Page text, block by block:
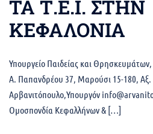
ΤΑ Τ.Ε.Ι. ΣΤΗΝ
ΚΕΦΑΛΟΝΙΑ
Υπουργείο Παιδείας και
Α. Παπανδρέου 37, Μαρούσι 15-180, Αξ.
Αρβανιτόπουλο,Υπουργόν
Ομοσπονδία Κεφαλλήνων & […]